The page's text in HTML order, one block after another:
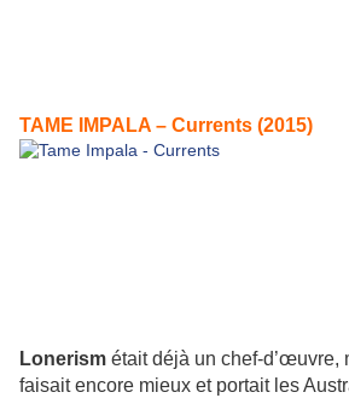
TAME IMPALA – Currents (2015)
Lonerism était déjà un chef-d’œuvre,
faisait encore mieux et portait les